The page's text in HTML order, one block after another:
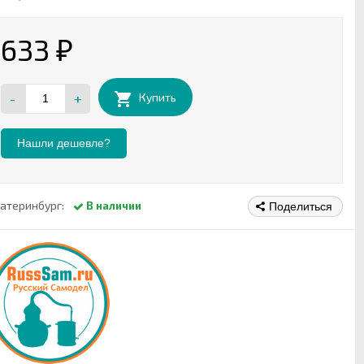
633 ₽
- + Купить
Нашли дешевле?
В наличии Поделиться